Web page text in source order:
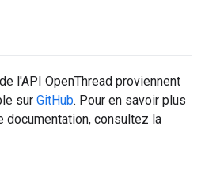
l'API OpenThread proviennent
sur GitHub. Pour en savoir plus
documentation, consultez la